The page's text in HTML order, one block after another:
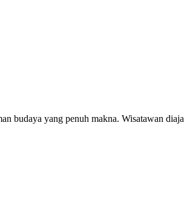
budaya yang penuh makna. Wisatawan